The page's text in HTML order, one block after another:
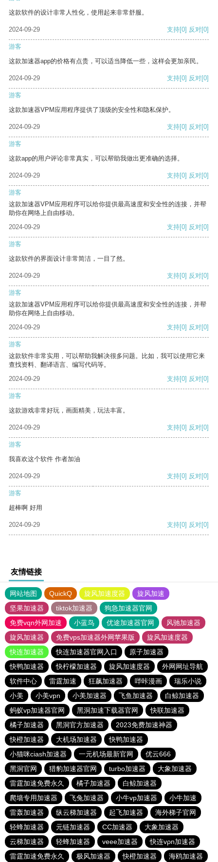
这款软件的设计非常人性化，使用起来非常舒服。
2024-09-29 支持[0] 反对[0]
游客
这款加速器app的价格有点贵，可以适当降低一些，这样会更加亲民。
2024-09-29 支持[0] 反对[0]
游客
这款加速器VPM应用程序提供了顶级的安全性和隐私保护。
2024-09-29 支持[0] 反对[0]
游客
这款app的用户评论非常真实，可以帮助我做出更准确的选择。
2024-09-29 支持[0] 反对[0]
游客
这款加速器VPM应用程序可以给你提供最高速度和安全性的连接，并帮
助你在网络上自由移动。
2024-09-29
支持[0] 反对[0]
游客
这款软件的界面设计非常简洁，一目了然。
2024-09-29 支持[0] 反对[0]
游客
这款加速器VPM应用程序可以给你提供最高速度和安全性的连接，并帮
助你在网络上自由移动。
2024-09-29
支持[0] 反对[0]
游客
这款软件非常实用，可以帮助我解决很多问题。比如，我可以使用它来
查找资料、翻译语言、编写代码等。
2024-09-29
支持[0] 反对[0]
游客
这款游戏非常好玩，画面精美，玩法丰富。
2024-09-29 支持[0] 反对[0]
游客
我喜欢这个软件 作者加油
2024-09-29 支持[0] 反对[0]
游客
超棒啊 好用
2024-09-29 支持[0] 反对[0]
友情链接
网站地图 QuickQ 旋风加速度器
旋风加速
坚果加速器
tiktok加速器
狗急加速器官网
免费vqn外网加速
小蓝鸟 优途加速器官网
风驰加速器
旋风加速器
免费vps加速器外网苹果版
旋风加速度器
快连加速器
快连加速器官网入口
原子加速器
快鸭加速器
快柠檬加速器 旋风加速度器
外网网址导航
软件中心
雷霆加速 狂飙加速器 哔咔漫画
瑞乐小说
小美
小美vpn 小美加速器 飞鱼加速器
白鲸加速器
蚂蚁vp加速器官网
黑洞加速下载器官网
快联加速器
橘子加速器
黑洞官方加速器
2023免费加速神器
快橙加速器
大机场加速器
快鸭加速器
小猫咪ciash加速器
一元机场最新官网
优云666
黑洞官网
猎豹加速器官网 turbo加速器
大象加速器
雷霆加速免费永久
橘子加速器
白鲸加速器
爬墙专用加速器
飞兔加速器 小牛vp加速器
小牛加速
雷轰加速器
纵云梯加速器 起飞加速器
海外梯子官网
轻蜂加速器
元链加速器 CC加速器
大象加速器
云梯加速器
轻蜂加速器 veee加速器
快连vρn加速器
雷霆加速免费永久
极风加速器 快橙加速器 海鸥加速器